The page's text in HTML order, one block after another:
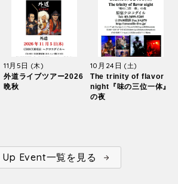
11月5日 (木)
外道ライブツアー2026
晩秋
10月24日 (土)
The trinity of flavor
night『味の三位一体』
の夜
Event一覧を見る